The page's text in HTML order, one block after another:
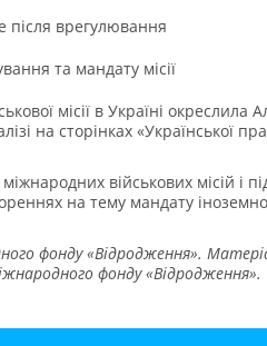
після врегулювання
та мандату місії
місії в Україні окреслила
на сторінках «Української
військових місій і
на тему мандату
фонду «Відродження».
фонду «Відродження».